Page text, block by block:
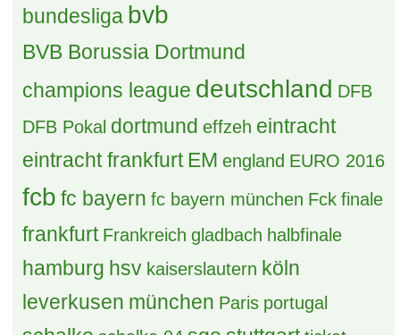
bundesliga bvb
BVB Borussia Dortmund
champions league deutschland DFB
DFB Pokal dortmund effzeh eintracht
eintracht frankfurt EM england EURO 2016
fcb fc bayern fc bayern münchen Fck finale
frankfurt Frankreich gladbach halbfinale
hamburg hsv kaiserslautern köln
leverkusen münchen Paris portugal